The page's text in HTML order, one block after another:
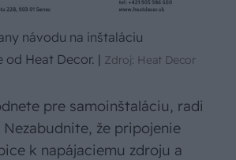
návodu na inštaláciu
Heat Decor. | Zdroj: Heat Decor
pre samoinštaláciu, radi
že pripojenie
k napájaciemu zdroju a